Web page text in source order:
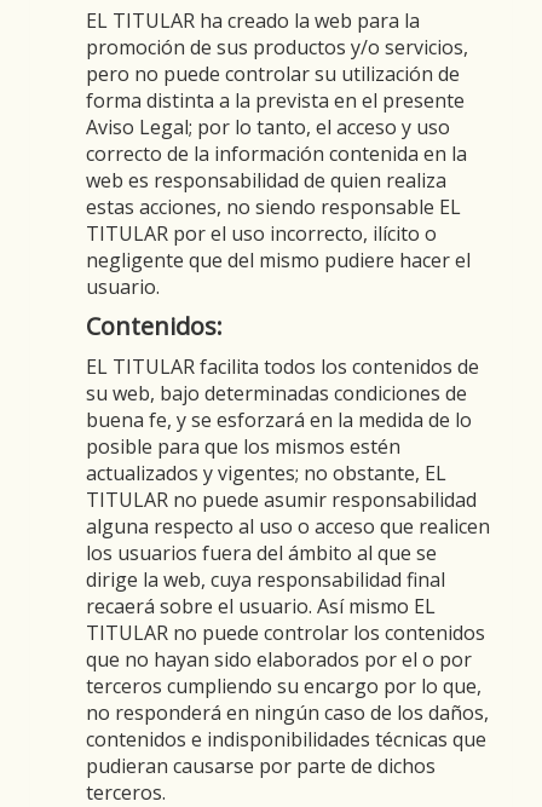
EL TITULAR ha creado la web para la
promoción de sus productos y/o servicios,
pero no puede controlar su utilización de
forma distinta a la prevista en el presente
Aviso Legal; por lo tanto, el acceso y uso
correcto de la información contenida en la
web es responsabilidad de quien realiza
estas acciones, no siendo responsable EL
TITULAR por el uso incorrecto, ilícito o
negligente que del mismo pudiere hacer el
usuario.
Contenidos:
EL TITULAR facilita todos los contenidos de
su web, bajo determinadas condiciones de
buena fe, y se esforzará en la medida de lo
posible para que los mismos estén
actualizados y vigentes; no obstante, EL
TITULAR no puede asumir responsabilidad
alguna respecto al uso o acceso que realicen
los usuarios fuera del ámbito al que se
dirige la web, cuya responsabilidad final
recaerá sobre el usuario. Así mismo EL
TITULAR no puede controlar los contenidos
que no hayan sido elaborados por el o por
terceros cumpliendo su encargo por lo que,
no responderá en ningún caso de los daños,
contenidos e indisponibilidades técnicas que
pudieran causarse por parte de dichos
terceros.